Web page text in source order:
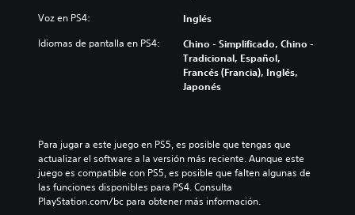
u
d
i
a
r
l
o
Voz en PS4: Inglés
Idiomas de pantalla en PS4:
Chino - Simplificado, Chino -
Tradicional, Español,
Francés (Francia), Inglés,
Japonés
Para jugar a este juego en PS5, es posible que tengas que
actualizar el software a la versión más reciente. Aunque este
juego es compatible con PS5, es posible que falten algunas de
las funciones disponibles para PS4. Consulta
PlayStation.com/bc para obtener más información.